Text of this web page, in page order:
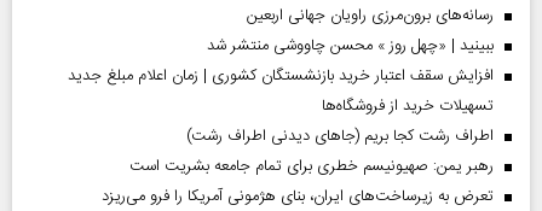
رسانه‌های برون‌مرزی راویان جهانی اربعین
ببینید | «چهل روز » محسن چاووشی منتشر شد
افزایش سقف اعتبار خرید بازنشستگان کشوری | زمان اعلام مبلغ جدید
تسهیلات خرید از فروشگاه‌ها
اطراف رشت کجا بریم (جاهای دیدنی اطراف رشت)
رهبر یمن: صهیونیسم خطری برای تمام جامعه بشریت است
تعرض به زیرساخت‌های ایران، بنای هژمونی آمریکا را فرو می‌ریزد